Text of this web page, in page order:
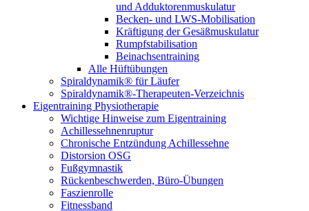
und Adduktoren­muskulatur
Becken- und LWS-Mobilisation
Kräftigung der Gesäß­muskulatur
Rumpf­stabilisation
Beinachsen­training
Alle Hüftübungen
Spiraldynamik® für Läufer
Spiraldynamik®-Therapeuten-Verzeichnis
Eigentraining Physiotherapie
Wichtige Hinweise zum Eigentraining
Achillessehnenruptur
Chronische Entzündung Achillessehne
Distorsion OSG
Fußgymnastik
Rückenbeschwerden, Büro-Übungen
Faszienrolle
Fitnessband